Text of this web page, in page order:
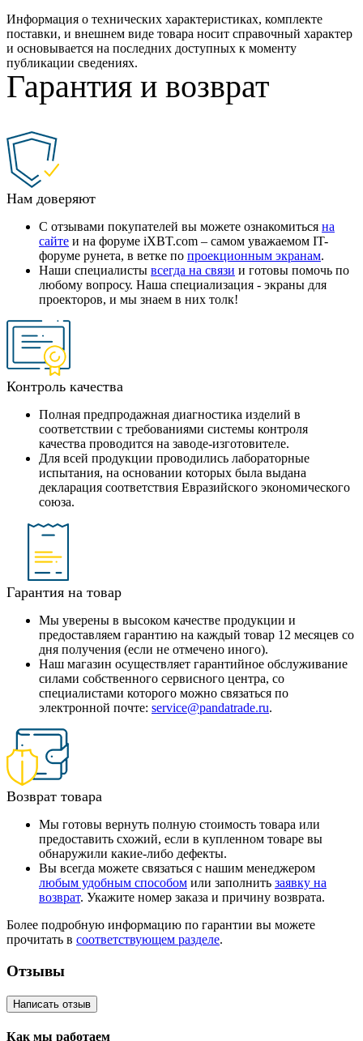
Информация о технических характеристиках, комплекте
поставки, и внешнем виде товара носит справочный характер
и основывается на последних доступных к моменту
публикации сведениях.
Гарантия и возврат
Нам доверяют
С отзывами покупателей вы можете ознакомиться на
сайте и на форуме iXBT.com – самом уважаемом IT-
форуме рунета, в ветке по проекционным экранам.
Наши специалисты всегда на связи и готовы помочь по
любому вопросу. Наша специализация - экраны для
проекторов, и мы знаем в них толк!
Контроль качества
Полная предпродажная диагностика изделий в
соответствии с требованиями системы контроля
качества проводится на заводе-изготовителе.
Для всей продукции проводились лабораторные
испытания, на основании которых была выдана
декларация соответствия Евразийского экономического
союза.
Гарантия на товар
Мы уверены в высоком качестве продукции и
предоставляем гарантию на каждый товар 12 месяцев со
дня получения (если не отмечено иного).
Наш магазин осуществляет гарантийное обслуживание
силами собственного сервисного центра, со
специалистами которого можно связаться по
электронной почте: service@pandatrade.ru.
Возврат товара
Мы готовы вернуть полную стоимость товара или
предоставить схожий, если в купленном товаре вы
обнаружили какие-либо дефекты.
Вы всегда можете связаться с нашим менеджером
любым удобным способом или заполнить заявку на
возврат. Укажите номер заказа и причину возврата.
Более подробную информацию по гарантии вы можете
прочитать в соответствующем разделе.
Отзывы
Написать отзыв
Как мы работаем